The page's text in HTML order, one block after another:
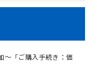
～「ご購入手続き：価